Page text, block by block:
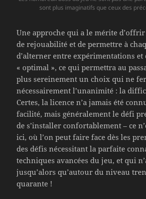
sont plus imaginatifs que ceux des
Une approche qui a le mérite
de rejouabilité et de permettre à
d’alterner entre expérimentations
« optimal », ce qui permettra au
plus sereinement un choix qui ne
nécessairement l’unanimité : la
Certes, la licence n’a jamais été
facilité, mais généralement le défi
de s’installer confortablement – ce
ici, où l’on peut faire face dès les
des défis nécessitant la parfaite
techniques avancées du jeu, et qui
jusqu’alors qu’autour du niveau
quarante !